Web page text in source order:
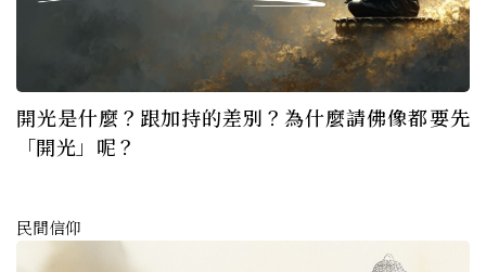
開光是什麼？跟加持的差別？為什麼請佛像都要先
「開光」呢？
民間信仰